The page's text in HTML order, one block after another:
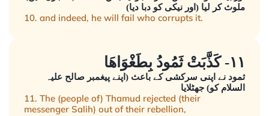
ملوث کر لیا (اور نیکی کو دبا دیا)
10. and indeed, he will fail who corrupts it.
١١- كَذَّبَتْ ثَمُودُ بِطَغْوَاهَا
ثمود نے اپنی سرکشی کے باعث (اپنے پیغمبر صالح علیہ
السلام کو) جھٹلایا
11. The (people of) Thamud rejected (their
messenger Salih) out of their rebellion,